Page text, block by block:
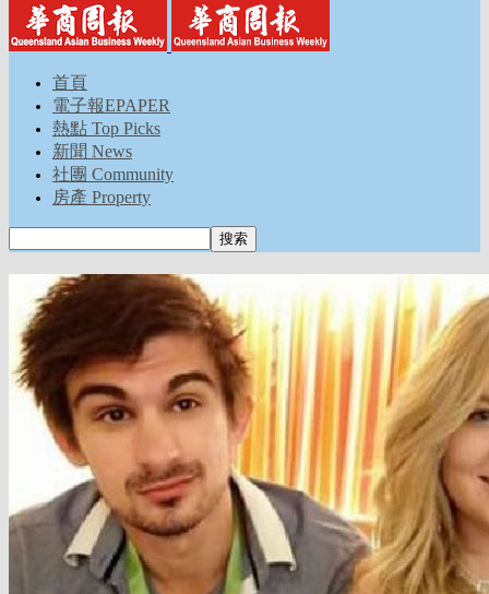
首頁
電子報EPAPER
熱點 Top Picks
新聞 News
社團 Community
房產 Property